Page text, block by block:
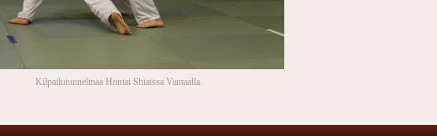
Kilpailutunnelmaa Hontai Shiaissa Vantaalla.